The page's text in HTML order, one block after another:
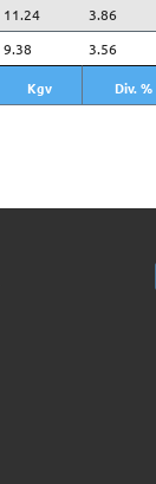
11.24 3.86
9.38 3.56
Kgv Div. %